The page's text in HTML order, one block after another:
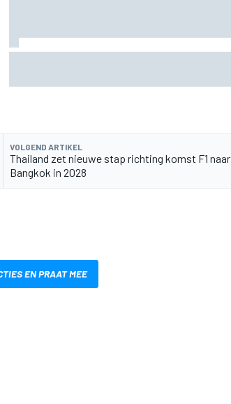
VOLGEND ARTIKEL
Thailand zet nieuwe stap richting komst F1 naar
Bangkok in 2028
EN PRAAT MEE